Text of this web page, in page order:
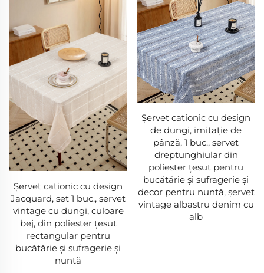
Șervet cationic cu design
Jacquard, set 1 buc., șervet
vintage cu dungi, culoare
bej, din poliester țesut
rectangular pentru
bucătărie și sufragerie și
nuntă
Șervet cationic cu design
de dungi, imitație de
pânză, 1 buc., șervet
dreptunghiular din
poliester țesut pentru
bucătărie și sufragerie și
decor pentru nuntă, șervet
vintage albastru denim cu
alb